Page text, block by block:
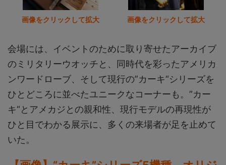
画像をクリックして拡大 画像をクリックして拡大
会場には、イベントのために取り寄せたアーカイブ
のミリタリーウオッチと、同時代を彩ったアメリカ
ンワードローブ、そして現行の”カーキ“シリーズを
ひとどころに並べたユニークなコーナーも。”カー
キ“とアメカジとの親和性、現行モデルの再現性が
ひと目でわかる展示に、多くの来場者が足を止めて
いた。